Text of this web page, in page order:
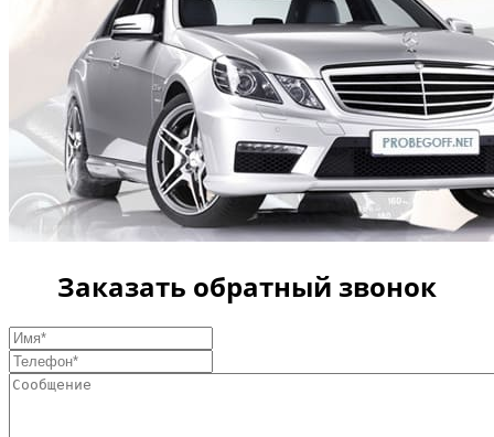
Заказать обратный звонок